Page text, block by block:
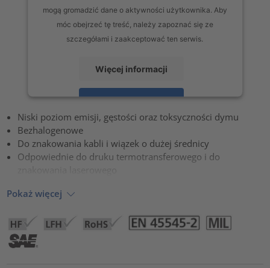
mogą gromadzić dane o aktywności użytkownika. Aby
móc obejrzeć tę treść, należy zapoznać się ze
szczegółami i zaakceptować ten serwis.
Więcej informacji
Zaakceptuj
powered byUsercentrics Consent Management Platform
Niski poziom emisji, gęstości oraz toksyczności dymu
Bezhalogenowe
Do znakowania kabli i wiązek o dużej średnicy
Odpowiednie do druku termotransferowego i do
Pokaż więcej